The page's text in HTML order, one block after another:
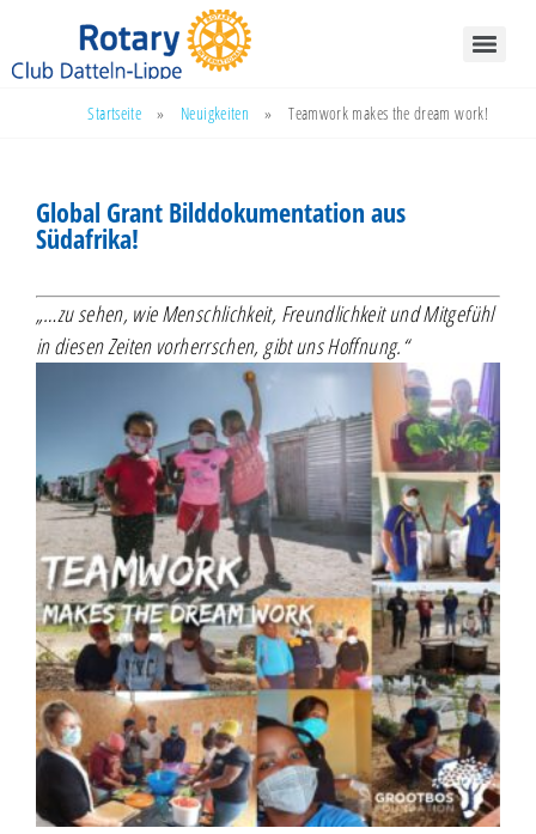
Startseite » Neuigkeiten » Teamwork makes the dream work!
Global Grant Bilddokumentation aus
Südafrika!
„…zu sehen, wie Menschlichkeit, Freundlichkeit und Mitgefühl
in diesen Zeiten vorherrschen, gibt uns Hoffnung.“